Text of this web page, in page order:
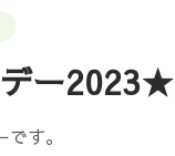
ー2023★
す。